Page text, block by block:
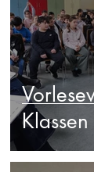
Klassen